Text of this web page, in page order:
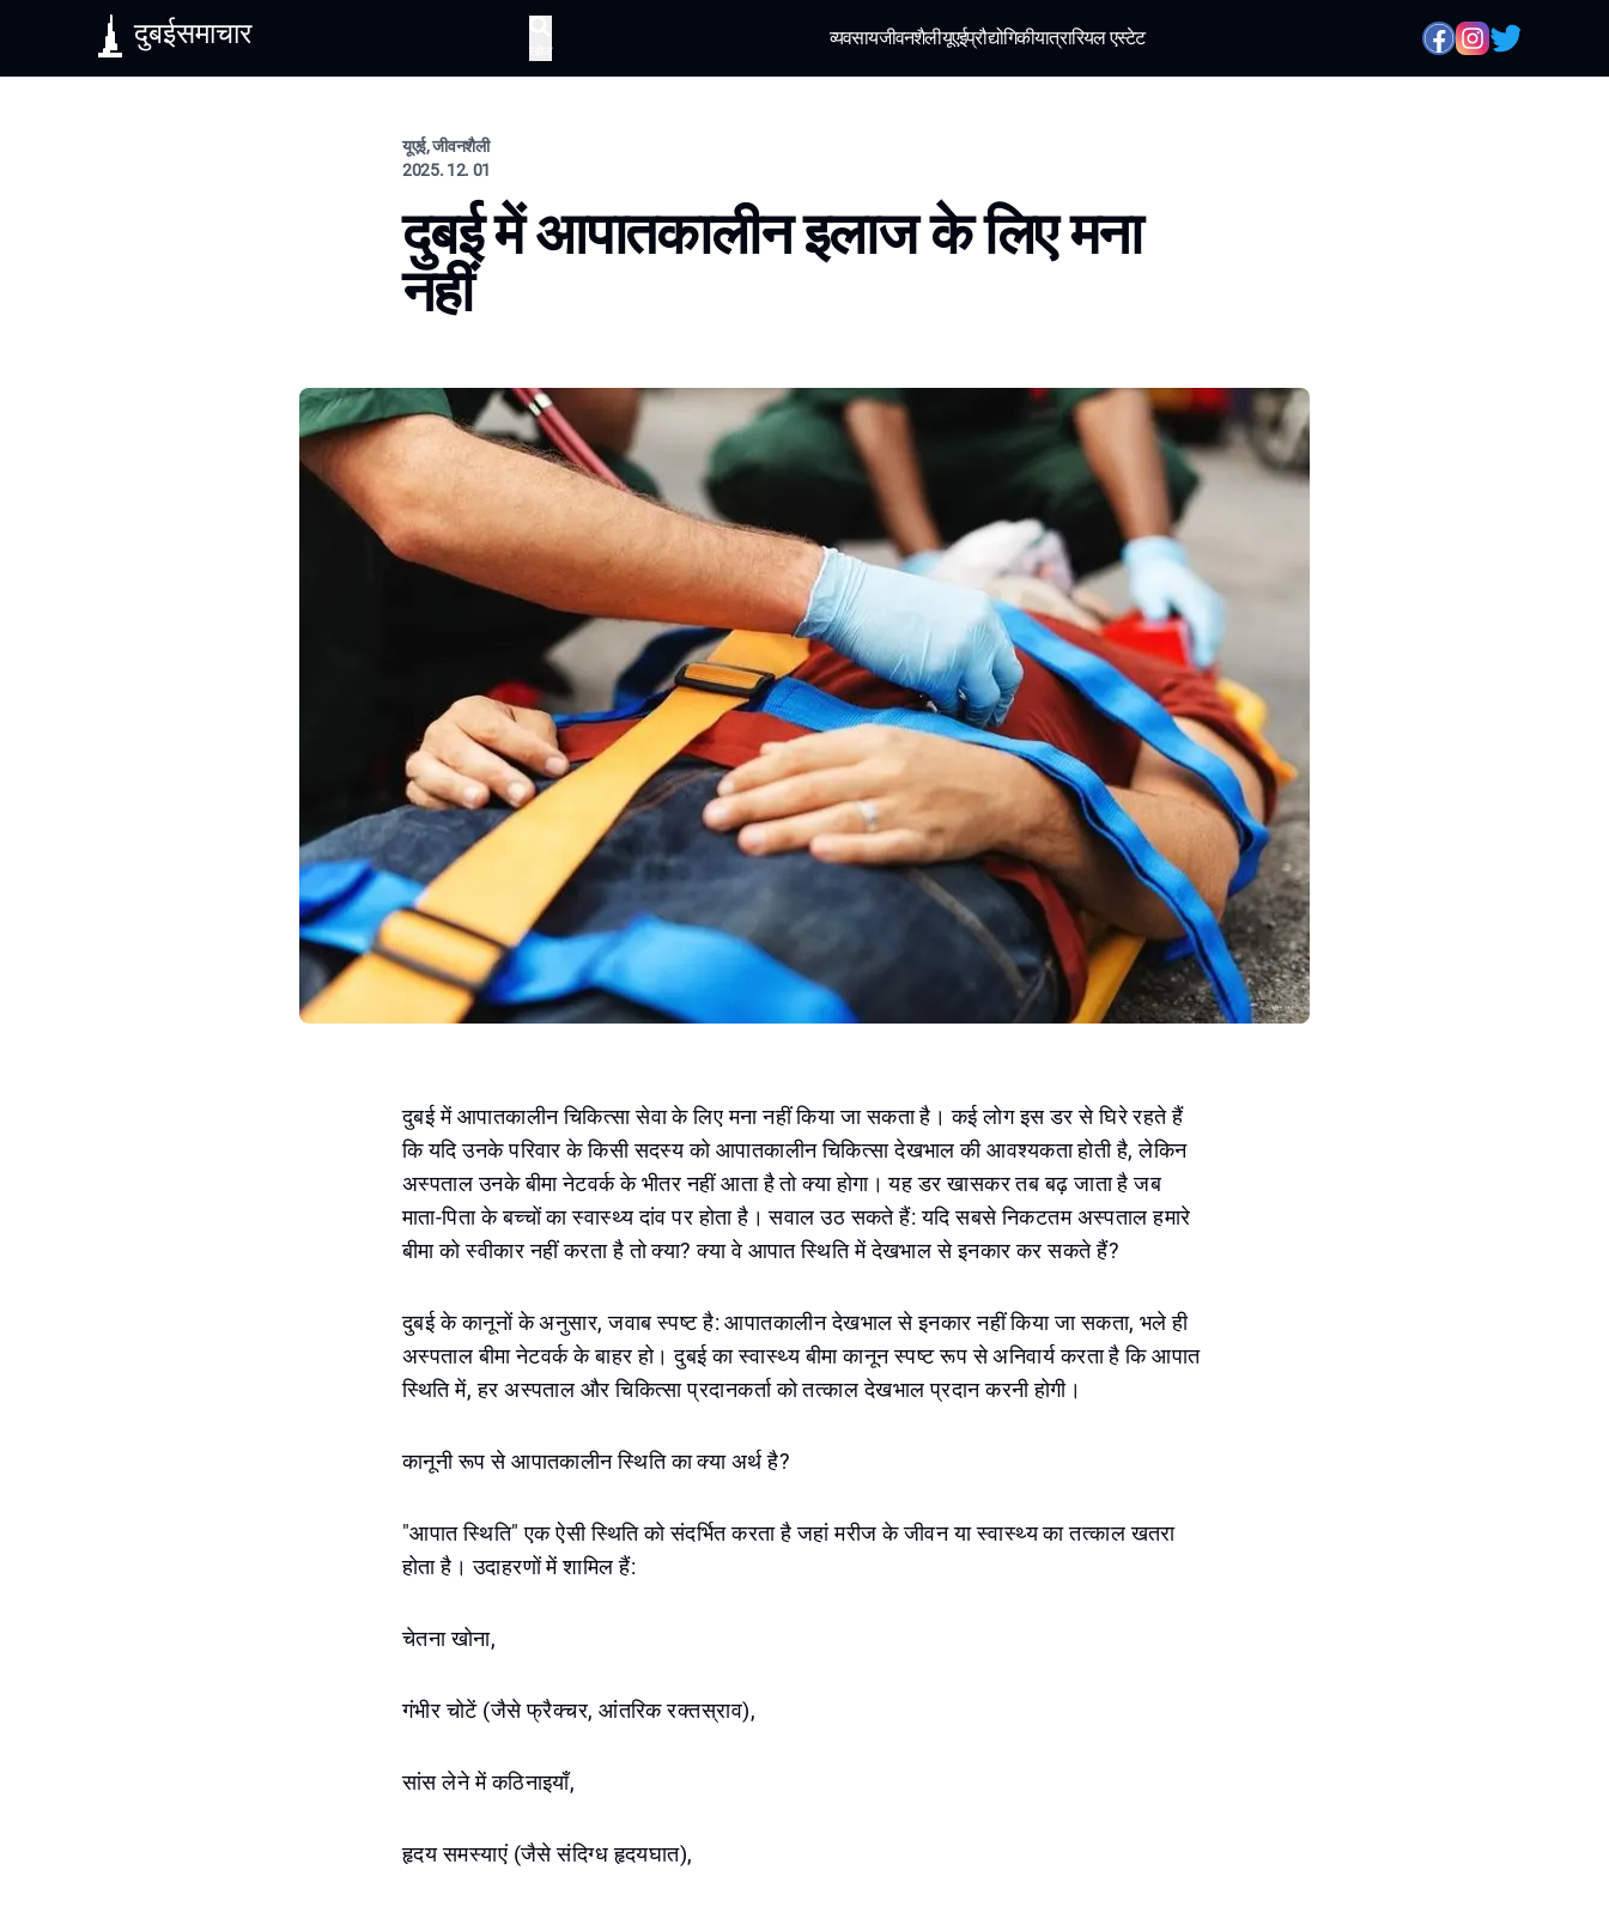
दुबईसमाचार व्यवसायजीवनशैलीयूएईप्रौद्योगिकीयात्रारियल एस्टेट
यूएई, जीवनशैली
2025. 12. 01
दुबई में आपातकालीन इलाज के लिए मना
नहीं
दुबई में आपातकालीन चिकित्सा सेवा के लिए मना नहीं किया जा सकता है। कई लोग इस डर से घिरे रहते हैं
कि यदि उनके परिवार के किसी सदस्य को आपातकालीन चिकित्सा देखभाल की आवश्यकता होती है, लेकिन
अस्पताल उनके बीमा नेटवर्क के भीतर नहीं आता है तो क्या होगा। यह डर खासकर तब बढ़ जाता है जब
माता-पिता के बच्चों का स्वास्थ्य दांव पर होता है। सवाल उठ सकते हैं: यदि सबसे निकटतम अस्पताल हमारे
बीमा को स्वीकार नहीं करता है तो क्या? क्या वे आपात स्थिति में देखभाल से इनकार कर सकते हैं?
दुबई के कानूनों के अनुसार, जवाब स्पष्ट है: आपातकालीन देखभाल से इनकार नहीं किया जा सकता, भले ही
अस्पताल बीमा नेटवर्क के बाहर हो। दुबई का स्वास्थ्य बीमा कानून स्पष्ट रूप से अनिवार्य करता है कि आपात
स्थिति में, हर अस्पताल और चिकित्सा प्रदानकर्ता को तत्काल देखभाल प्रदान करनी होगी।
कानूनी रूप से आपातकालीन स्थिति का क्या अर्थ है?
"आपात स्थिति" एक ऐसी स्थिति को संदर्भित करता है जहां मरीज के जीवन या स्वास्थ्य का तत्काल खतरा
होता है। उदाहरणों में शामिल हैं:
चेतना खोना,
गंभीर चोटें (जैसे फ्रैक्चर, आंतरिक रक्तस्राव),
सांस लेने में कठिनाइयाँ,
हृदय समस्याएं (जैसे संदिग्ध हृदयघात),